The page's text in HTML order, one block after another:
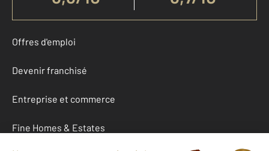
Offres d'emploi
Devenir franchisé
Entreprise et commerce
Fine Homes & Estates